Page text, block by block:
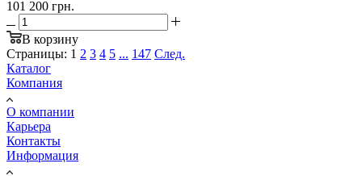
101 200 грн.
В корзину
Страницы: 1 2 3 4 5 ... 147 След.
Каталог
Компания
О компании
Карьера
Контакты
Информация